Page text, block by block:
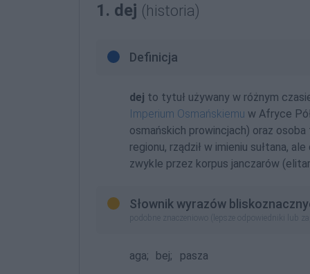
1. dej (historia)
Definicja
dej to tytuł używany w różnym
Imperium Osmańskiemu w Afryce
osmańskich prowincjach) oraz
regionu, rządził w imieniu sułtana,
zwykle przez korpus janczarów
Słownik wyrazów
podobne znaczeniowo (lepsze odpowiedniki lub
aga; bej; pasza